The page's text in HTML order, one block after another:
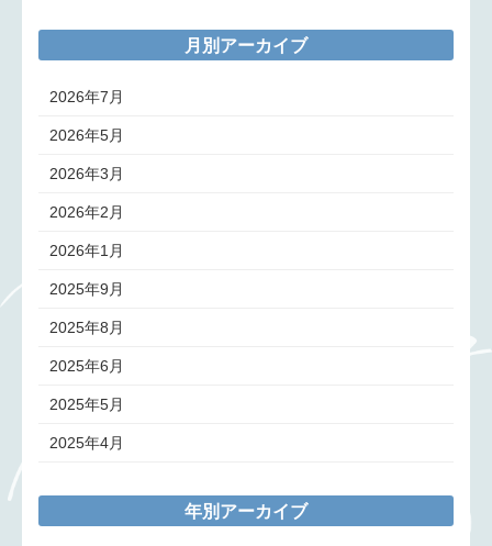
月別アーカイブ
2026年7月
2026年5月
2026年3月
2026年2月
2026年1月
2025年9月
2025年8月
2025年6月
2025年5月
2025年4月
年別アーカイブ